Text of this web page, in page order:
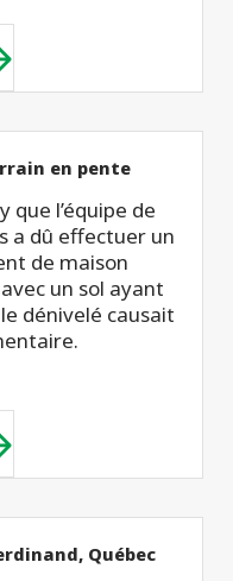
en pente
que l’équipe de
a dû effectuer un
de maison
un sol ayant
dénivelé causait
Québec